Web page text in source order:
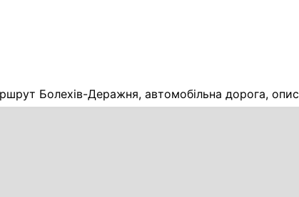
Болехів-Деражня, автомобільна дорога, опис